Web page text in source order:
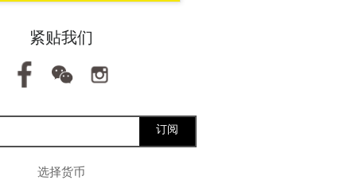
紧贴我们
订阅
选择货币